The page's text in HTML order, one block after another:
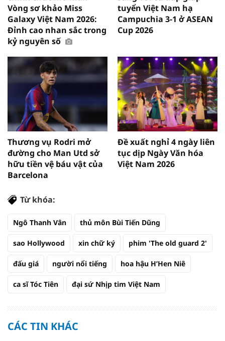
Vòng sơ khảo Miss
Galaxy Việt Nam 2026:
Đỉnh cao nhan sắc trong
kỷ nguyên số
tuyển Việt Nam hạ
Campuchia 3-1 ở ASEAN
Cup 2026
Thương vụ Rodri mở
đường cho Man Utd sở
hữu tiền vệ báu vật của
Barcelona
Đề xuất nghỉ 4 ngày liên
tục dịp Ngày Văn hóa
Việt Nam 2026
Từ khóa:
Ngô Thanh Vân thủ môn Bùi Tiến Dũng
sao Hollywood xin chữ ký phim 'The old guard 2'
đấu giá người nổi tiếng hoa hậu H’Hen Niê
ca sĩ Tóc Tiên đại sứ Nhịp tim Việt Nam
CÁC TIN KHÁC